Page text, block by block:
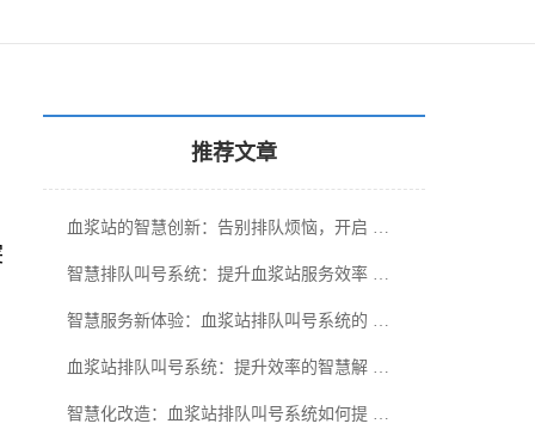
推荐文章
血浆站的智慧创新：告别排队烦恼，开启 …
智慧排队叫号系统：提升血浆站服务效率 …
智慧服务新体验：血浆站排队叫号系统的 …
血浆站排队叫号系统：提升效率的智慧解 …
智慧化改造：血浆站排队叫号系统如何提 …